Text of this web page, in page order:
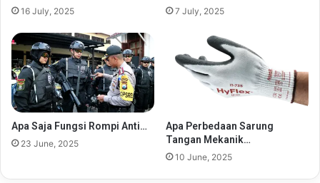
16 July, 2025 7 July, 2025
Apa Saja Fungsi Rompi Anti…
23 June, 2025
Apa Perbedaan Sarung
Tangan Mekanik…
10 June, 2025